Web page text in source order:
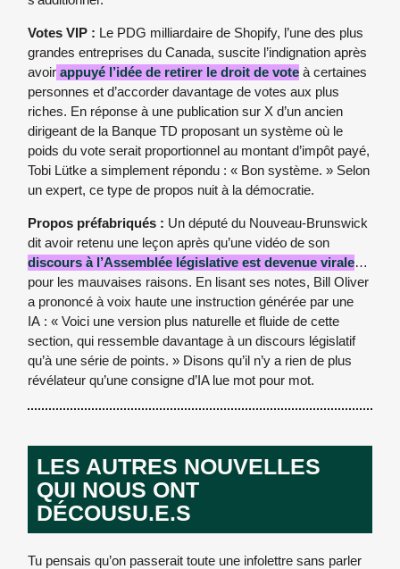
Votes VIP : Le PDG milliardaire de Shopify, l’une des plus
grandes entreprises du Canada, suscite l’indignation après
avoir appuyé l’idée de retirer le droit de vote à certaines
personnes et d’accorder davantage de votes aux plus
riches. En réponse à une publication sur X d’un ancien
dirigeant de la Banque TD proposant un système où le
poids du vote serait proportionnel au montant d’impôt payé,
Tobi Lütke a simplement répondu : « Bon système. » Selon
un expert, ce type de propos nuit à la démocratie.
Propos préfabriqués : Un député du Nouveau-Brunswick
dit avoir retenu une leçon après qu’une vidéo de son
discours à l’Assemblée législative est devenue virale…
pour les mauvaises raisons. En lisant ses notes, Bill Oliver
a prononcé à voix haute une instruction générée par une
IA : « Voici une version plus naturelle et fluide de cette
section, qui ressemble davantage à un discours législatif
qu’à une série de points. » Disons qu’il n’y a rien de plus
révélateur qu’une consigne d’IA lue mot pour mot.
LES AUTRES NOUVELLES
QUI NOUS ONT
DÉCOUSU.E.S
Tu pensais qu’on passerait toute une infolettre sans parler